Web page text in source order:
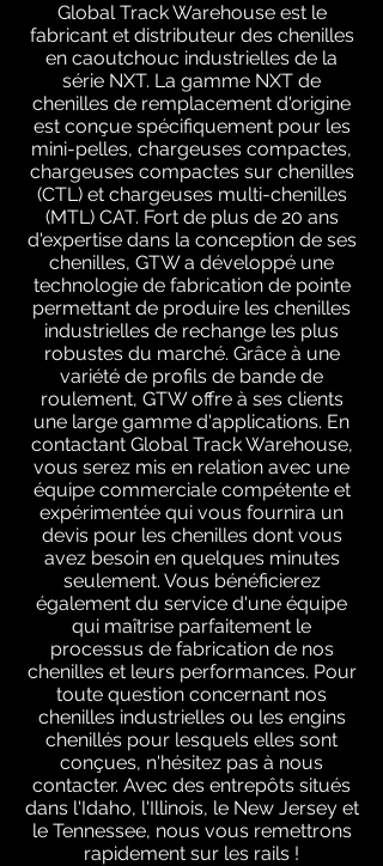
Global Track Warehouse est le
fabricant et distributeur des chenilles
en caoutchouc industrielles de la
série NXT. La gamme NXT de
chenilles de remplacement d'origine
est conçue spécifiquement pour les
mini-pelles, chargeuses compactes,
chargeuses compactes sur chenilles
(CTL) et chargeuses multi-chenilles
(MTL) CAT. Fort de plus de 20 ans
d'expertise dans la conception de ses
chenilles, GTW a développé une
technologie de fabrication de pointe
permettant de produire les chenilles
industrielles de rechange les plus
robustes du marché. Grâce à une
variété de profils de bande de
roulement, GTW offre à ses clients
une large gamme d'applications. En
contactant Global Track Warehouse,
vous serez mis en relation avec une
équipe commerciale compétente et
expérimentée qui vous fournira un
devis pour les chenilles dont vous
avez besoin en quelques minutes
seulement. Vous bénéficierez
également du service d'une équipe
qui maîtrise parfaitement le
processus de fabrication de nos
chenilles et leurs performances. Pour
toute question concernant nos
chenilles industrielles ou les engins
chenillés pour lesquels elles sont
conçues, n'hésitez pas à nous
contacter. Avec des entrepôts situés
dans l'Idaho, l'Illinois, le New Jersey et
le Tennessee, nous vous remettrons
rapidement sur les rails !